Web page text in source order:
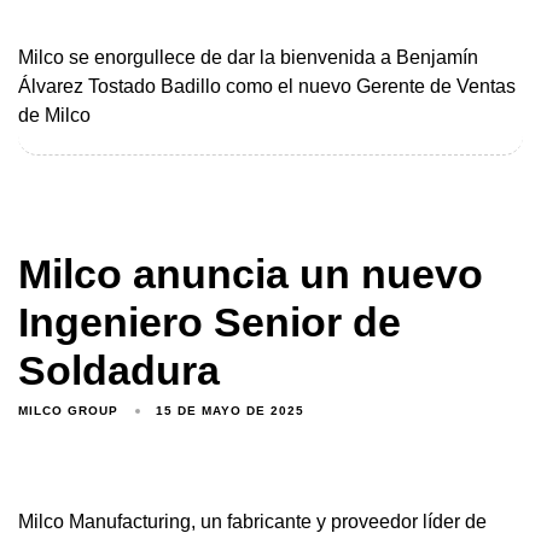
Milco se enorgullece de dar la bienvenida a Benjamín
Álvarez Tostado Badillo como el nuevo Gerente de Ventas
de Milco
Milco anuncia un nuevo
Ingeniero Senior de
Soldadura
MILCO GROUP 15 DE MAYO DE 2025
Milco Manufacturing, un fabricante y proveedor líder de